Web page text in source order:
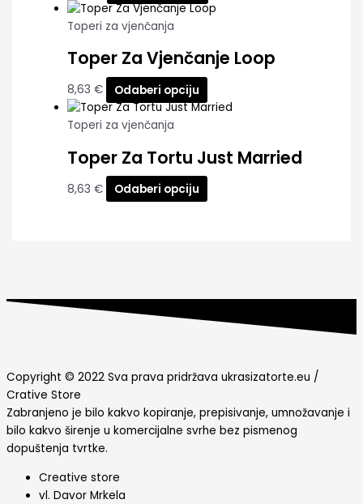
Toperi za vjenčanja
Toper Za Vjenčanje Loop
8,63 € Odaberi opciju
Toperi za vjenčanja
Toper Za Tortu Just Married
8,63 € Odaberi opciju
Copyright © 2022 Sva prava pridržava ukrasizatorte.eu /
Crative Store
Zabranjeno je bilo kakvo kopiranje, prepisivanje, umnožavanje i
bilo kakvo širenje u komercijalne svrhe bez pismenog
dopuštenja tvrtke.
Creative store
vl. Davor Mrkela